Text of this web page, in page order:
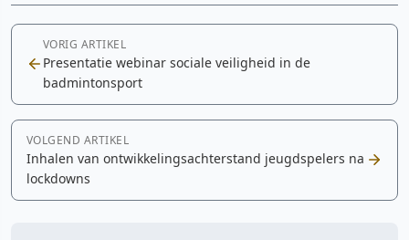
VORIG ARTIKEL
Presentatie webinar sociale veiligheid in de
badmintonsport
VOLGEND ARTIKEL
Inhalen van ontwikkelingsachterstand jeugdspelers na
lockdowns